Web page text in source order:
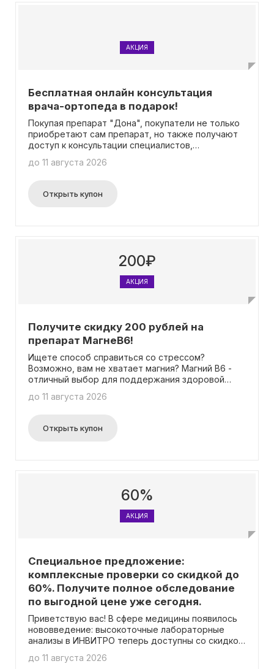
АКЦИЯ
Бесплатная онлайн консультация
врача-ортопеда в подарок!
Покупая препарат "Дона", покупатели не только
приобретают сам препарат, но также получают
доступ к консультации специалистов,
статьям.
до 11 августа 2026
Открыть купон
200₽
АКЦИЯ
Получите скидку 200 рублей на
препарат МагнеB6!
Ищете способ справиться со стрессом?
Возможно, вам не хватает магния? Магний В6 -
отличный выбор для поддержания здоровой
повышенного стресса. Получите скидку в 200
наслаждайтесь покоем и спокойствием в вашей
жизни.
до 11 августа 2026
Открыть купон
60%
АКЦИЯ
Специальное предложение:
комплексные проверки со скидкой до
60%. Получите полное обследование
по выгодной цене уже сегодня.
Приветствую вас! В сфере медицины появилось
нововведение: высокоточные лабораторные
анализы в ИНВИТРО теперь доступны со скидкой
до 11 августа 2026